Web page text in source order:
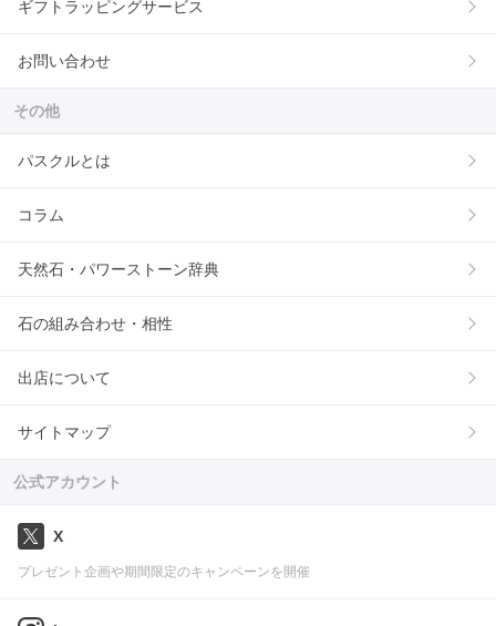
ギフトラッピングサービス
お問い合わせ
その他
パスクルとは
コラム
天然石・パワーストーン辞典
石の組み合わせ・相性
出店について
サイトマップ
公式アカウント
X
プレゼント企画や期間限定のキャンペーンを開催